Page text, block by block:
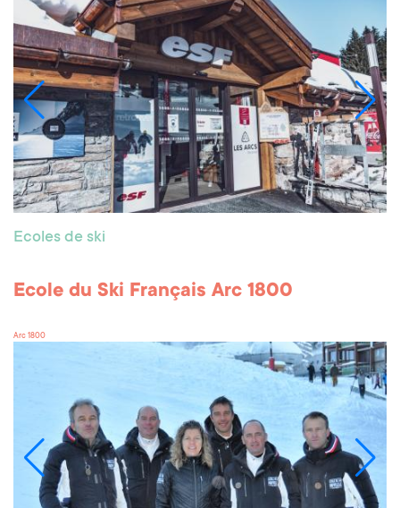
Ecoles de ski
Ecole du Ski Français Arc 1800
Arc 1800